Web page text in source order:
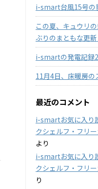
i-smart台風15号の
この夏、キュウリ
ぶりのまともな更新
i-smartの発電記録2
11月4日、床暖房の
最近のコメント
i-smartお気に入り
クシェルフ・フリー
より
i-smartお気に入り
クシェルフ・フリー
り